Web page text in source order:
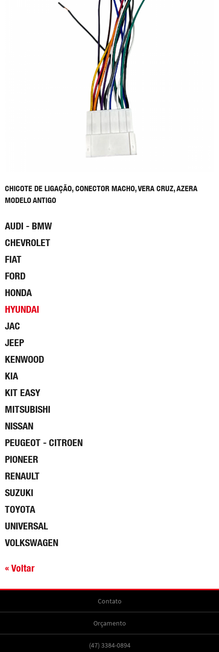
CHICOTE DE LIGAÇÃO, CONECTOR MACHO, VERA CRUZ, AZERA
MODELO ANTIGO
AUDI - BMW
CHEVROLET
FIAT
FORD
HONDA
HYUNDAI
JAC
JEEP
KENWOOD
KIA
KIT EASY
MITSUBISHI
NISSAN
PEUGEOT - CITROEN
PIONEER
RENAULT
SUZUKI
TOYOTA
UNIVERSAL
VOLKSWAGEN
« Voltar
Contato
Orçamento
(47) 3384-0894